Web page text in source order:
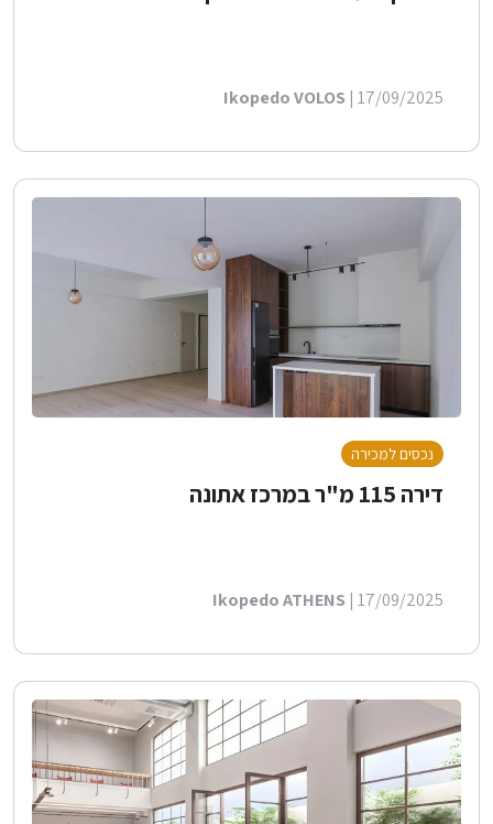
Ikopedo VOLOS | 17/09/2025
נכסים למכירה
דירה 115 מ"ר במרכז אתונה
Ikopedo ATHENS | 17/09/2025